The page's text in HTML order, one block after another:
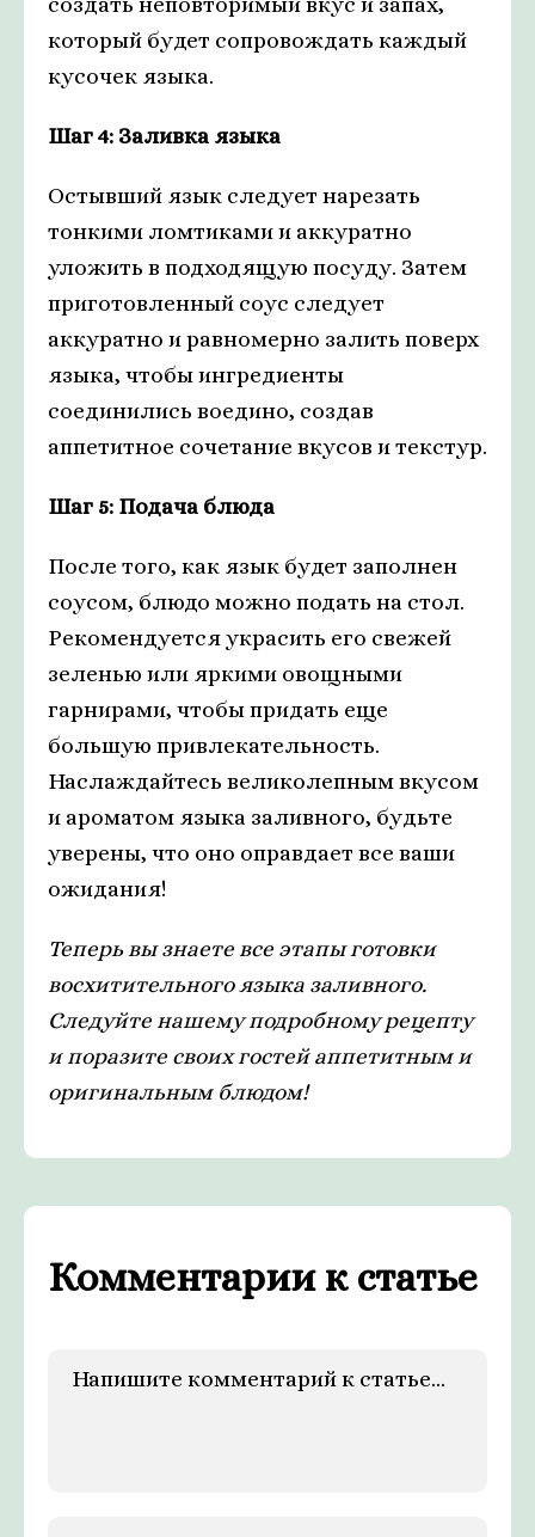
который будет сопровождать каждый
кусочек языка.
Шаг 4: Заливка языка
Остывший язык следует нарезать
тонкими ломтиками и аккуратно
уложить в подходящую посуду. Затем
приготовленный соус следует
аккуратно и равномерно залить поверх
языка, чтобы ингредиенты
соединились воедино, создав
аппетитное сочетание вкусов и текстур.
Шаг 5: Подача блюда
После того, как язык будет заполнен
соусом, блюдо можно подать на стол.
Рекомендуется украсить его свежей
зеленью или яркими овощными
гарнирами, чтобы придать еще
большую привлекательность.
Наслаждайтесь великолепным вкусом
и ароматом языка заливного, будьте
уверены, что оно оправдает все ваши
ожидания!
Теперь вы знаете все этапы готовки
восхитительного языка заливного.
Следуйте нашему подробному рецепту
и поразите своих гостей аппетитным и
оригинальным блюдом!
Комментарии к статье